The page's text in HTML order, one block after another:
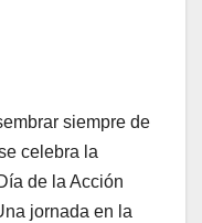
siempre de
celebra la
de la Acción
jor­na­da en la